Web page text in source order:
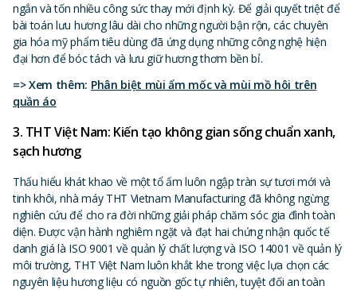
ngắn và tốn nhiều công sức thay mới định kỳ. Để giải quyết triệt để
bài toán lưu hương lâu dài cho những người bận rộn, các chuyên
gia hóa mỹ phẩm tiêu dùng đã ứng dụng những công nghệ hiện
đại hơn để bóc tách và lưu giữ hương thơm bền bỉ.
=> Xem thêm: Phân biệt mùi ẩm mốc và mùi mồ hôi trên
quần áo
3. THT Việt Nam: Kiến tạo không gian sống chuẩn xanh,
sạch hương
Thấu hiểu khát khao về một tổ ấm luôn ngập tràn sự tươi mới và
tinh khôi, nhà máy THT Vietnam Manufacturing đã không ngừng
nghiên cứu để cho ra đời những giải pháp chăm sóc gia đình toàn
diện. Được vận hành nghiêm ngặt và đạt hai chứng nhận quốc tế
danh giá là ISO 9001 về quản lý chất lượng và ISO 14001 về quản lý
môi trường, THT Việt Nam luôn khắt khe trong việc lựa chọn các
nguyên liệu hương liệu có nguồn gốc tự nhiên, tuyệt đối an toàn